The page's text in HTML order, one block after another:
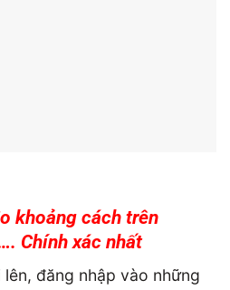
khoảng cách trên
Chính xác nhất
đăng nhập vào những